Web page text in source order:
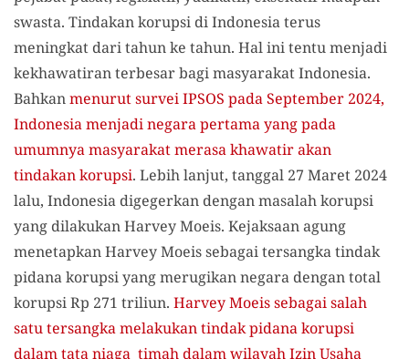
swasta. Tindakan korupsi di Indonesia terus
meningkat dari tahun ke tahun. Hal ini tentu menjadi
kekhawatiran terbesar bagi masyarakat Indonesia.
Bahkanmenurut survei IPSOS pada September 2024,
Indonesia menjadi negara pertama yang pada
umumnya masyarakat merasa khawatir akan
tindakan korupsi. Lebih lanjut, tanggal 27 Maret 2024
lalu, Indonesia digegerkan dengan masalah korupsi
yang dilakukan Harvey Moeis. Kejaksaan agung
menetapkan Harvey Moeis sebagai tersangka tindak
pidana korupsi yang merugikan negara dengan total
korupsi Rp 271 triliun. Harvey Moeis sebagai salah
satu tersangka melakukan tindak pidana korupsi
dalam tata niaga timah dalam wilayah Izin Usaha